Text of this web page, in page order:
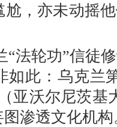
，亦未动摇
“法轮功”信徒
如此：乌克兰
亚沃尔尼茨基
渗透文化机构